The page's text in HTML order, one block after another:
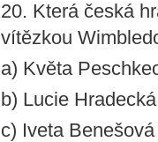
20. Která česká
vítězkou
a) Květa
b) Lucie Hradecká
c) Iveta Benešová